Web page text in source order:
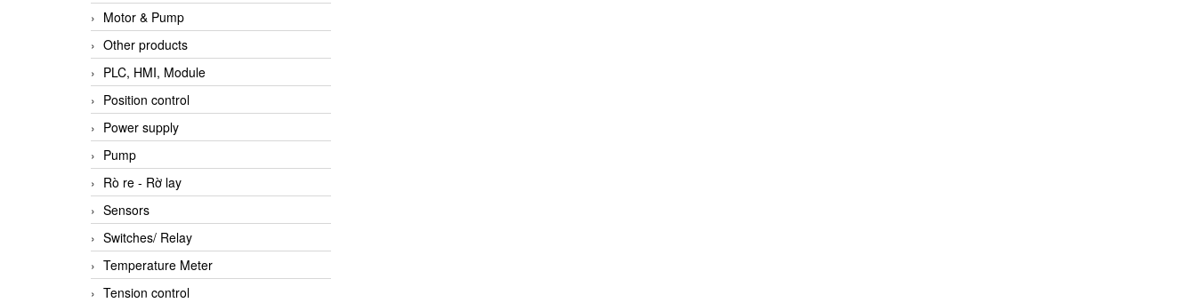
Motor & Pump
Other products
PLC, HMI, Module
Position control
Power supply
Pump
Rò re - Rờ lay
Sensors
Switches/ Relay
Temperature Meter
Tension control